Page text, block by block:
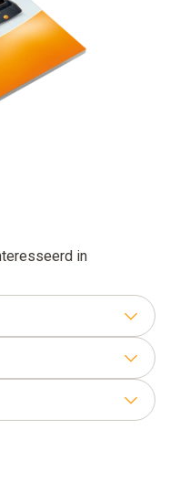
Bewaken van de
binnenluchtkwaliteit
in